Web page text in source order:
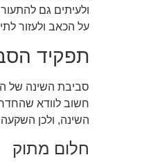
ולעיתים גם
על הכאב ולעזור
תפקיד
סביבת השינה של
חשוב לוודא שהחדר
השינה, ולכן
חלום מתוק